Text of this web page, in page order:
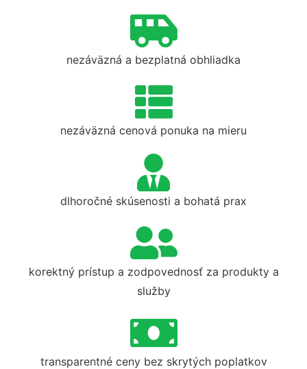
nezáväzná a bezplatná obhliadka
nezáväzná cenová ponuka na mieru
dlhoročné skúsenosti a bohatá prax
korektný prístup a zodpovednosť za produkty a
služby
transparentné ceny bez skrytých poplatkov